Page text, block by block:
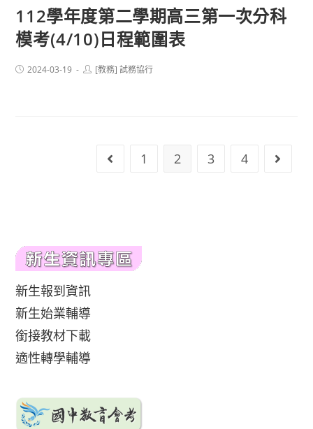
112學年度第二學期高三第一次分科
模考(4/10)日程範圍表
Post2024-03-19
Post[教務] 試務協行
Go to the previous page
1 2 3 4 Go to
新生報到資訊
新生始業輔導
銜接教材下載
適性轉學輔導